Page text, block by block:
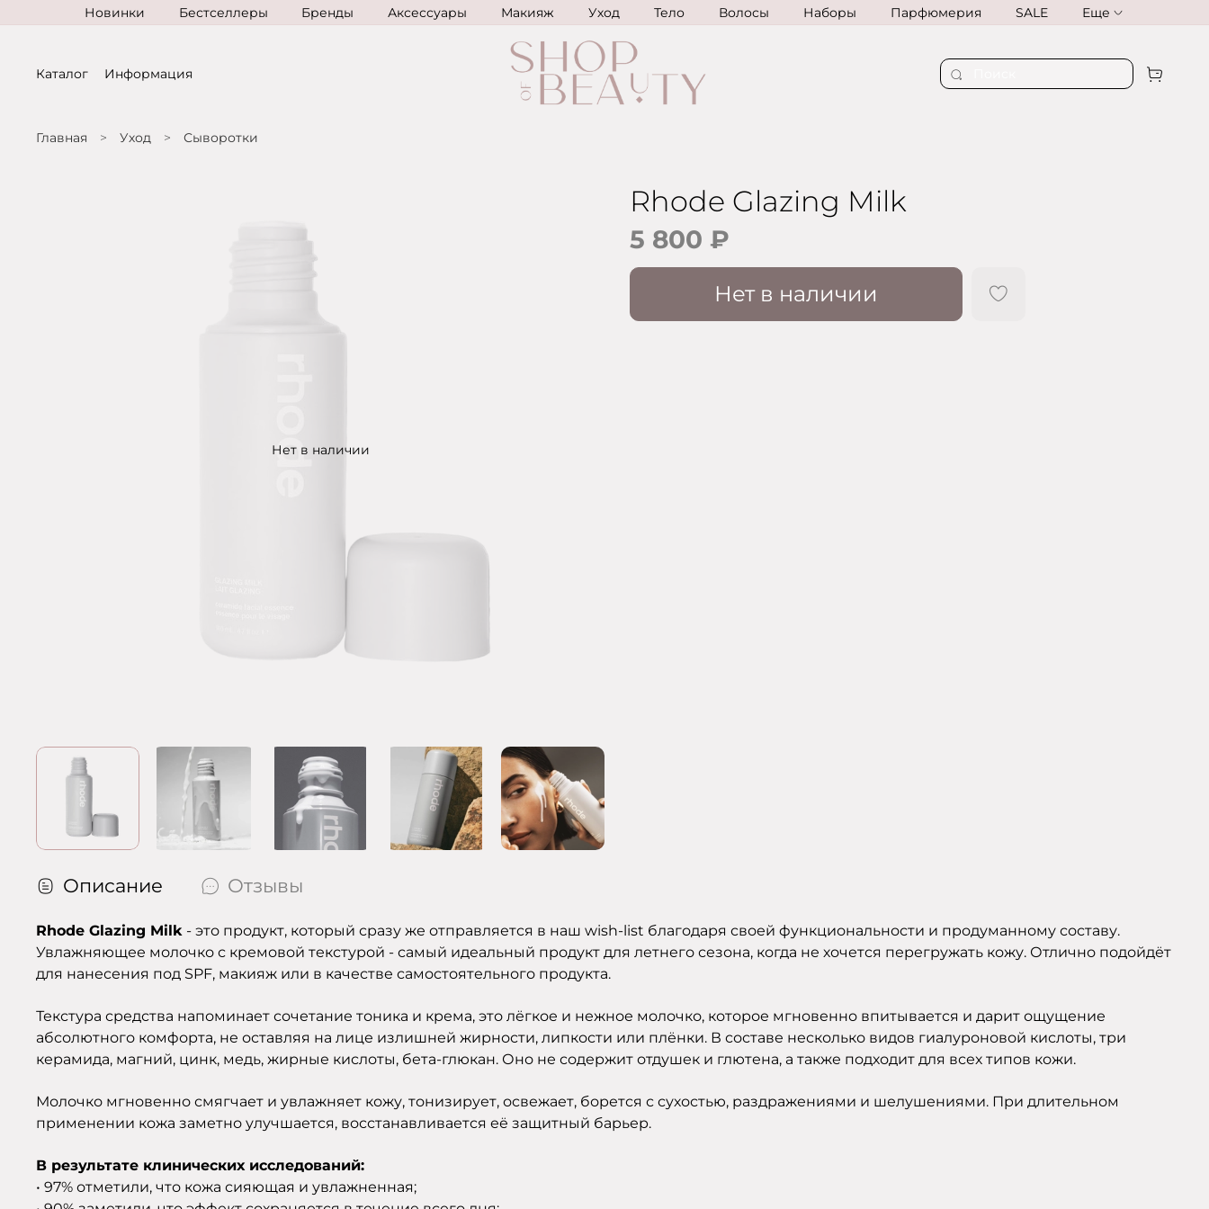
Новинки Бестселлеры Бренды Аксессуары Макияж Уход Тело Волосы Наборы Парфюмерия SALE Еще
Каталог Информация
Главная Уход Сыворотки
Нет в наличии
Rhode Glazing Milk
5 800 ₽
Нет в наличии
Описание Отзывы
Rhode Glazing Milk - это продукт, который сразу же отправляется в наш wish-list благодаря своей функциональности и продуманному составу.
Увлажняющее молочко с кремовой текстурой - самый идеальный продукт для летнего сезона, когда не хочется перегружать кожу. Отлично подойдёт
для нанесения под SPF, макияж или в качестве самостоятельного продукта.
Текстура средства напоминает сочетание тоника и крема, это лёгкое и нежное молочко, которое мгновенно впитывается и дарит ощущение
абсолютного комфорта, не оставляя на лице излишней жирности, липкости или плёнки. В составе несколько видов гиалуроновой кислоты, три
керамида, магний, цинк, медь, жирные кислоты, бета-глюкан. Оно не содержит отдушек и глютена, а также подходит для всех типов кожи.
Молочко мгновенно смягчает и увлажняет кожу, тонизирует, освежает, борется с сухостью, раздражениями и шелушениями. При длительном
применении кожа заметно улучшается, восстанавливается её защитный барьер.
В результате клинических исследований:
• 97% отметили, что кожа сияющая и увлажненная;